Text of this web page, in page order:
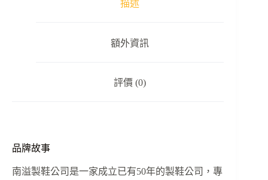
描述
額外資訊
評價 (0)
品牌故事
南溢製鞋公司是一家成立已有50年的製鞋公司，專